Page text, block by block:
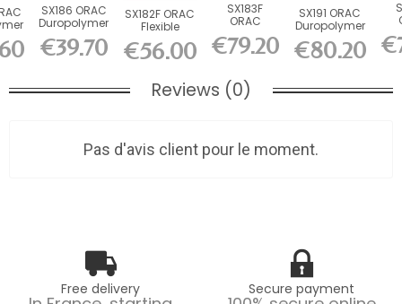
SX186 ORAC
Duropolymer
L200 x H13.8
x L2.2 cm
€39.70
SX182F ORAC
Flexible
Skirting Flex
L200 x...
€56.00
SX183F
ORAC
Flexible
Skirting Flex
L200 x...
€79.20
SX191 ORAC
Duropolymer
L200 x H21 x
L2.1 cm
€80.20
Reviews (0)
Pas d'avis client pour le moment.
Free delivery Secure payment